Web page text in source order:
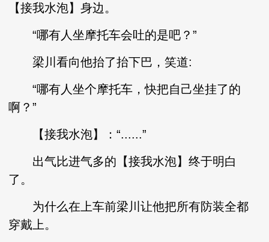
【接我水泡】身边。
“哪有人坐摩托车会吐的是吧？”
梁川看向他抬了抬下巴，笑道:
“哪有人坐个摩托车，快把自己坐挂了的
啊？”
【接我水泡】：“......”
出气比进气多的【接我水泡】终于明白
了。
为什么在上车前梁川让他把所有防装全都
穿戴上。